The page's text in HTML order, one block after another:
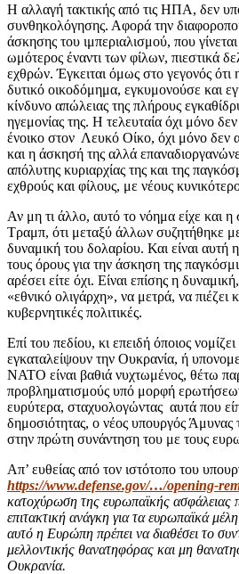
Η αλλαγή τακτικής από τις ΗΠΑ, δεν
συνθηκολόγησης. Αφορά την
άσκησης του ιμπεριαλισμού, που
ωμότερος έναντι των φίλων, πιεστικά
εχθρών. Έγκειται όμως στο γεγονός ότι
δυτικό οικοδόμημα, εγκυμονούσε και
κίνδυνο απώλειας της πλήρους
ηγεμονίας της. Η τελευταία όχι μόνο
ένοικο στον Λευκό Οίκο, όχι μόνο δεν
και η άσκησή της αλλά
απόλυτης κυριαρχίας της και της
εχθρούς και φίλους, με νέους
Αν μη τι άλλο, αυτό το νόημα είχε και
Τραμπ, ότι μεταξύ άλλων συζητήθηκε
δυναμική του δολαρίου. Και είναι αυτή
τους όρους για την άσκηση της
αρέσει είτε όχι. Είναι επίσης η
«εθνικό ολιγάρχη», να μετρά, να πιέζει
κυβερνητικές πολιτικές.
Επί του πεδίου, κι επειδή όποιος
εγκαταλείψουν την Ουκρανία, ή
ΝΑΤΟ είναι βαθιά νυχτωμένος, θέτω
προβληματισμούς υπό μορφή
ευρύτερα, σταχυολογώντας αυτά που
δημοσιότητας, ο νέος υπουργός
στην πρώτη συνάντηση του με τους
Απ’ ευθείας από τον ιστότοπο του
https://www.defense.gov/…/opening-
κατοχύρωση της ευρωπαϊκής ασφάλειας
επιτακτική ανάγκη για τα ευρωπαϊκά
αυτό η Ευρώπη πρέπει να διαθέσει το
μελλοντικής θανατηφόρας και μη
Ουκρανία.